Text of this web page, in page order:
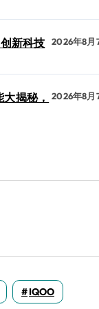
新科技
2026年8月
揭秘，
2026年8月
IQOO